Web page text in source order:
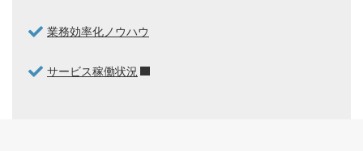
業務効率化ノウハウ
サービス稼働状況